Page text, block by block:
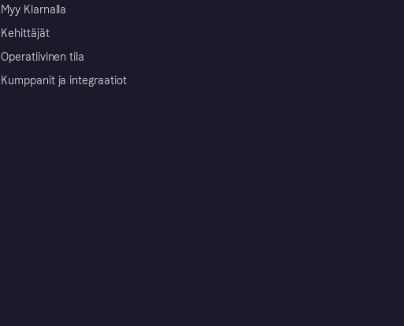
Myy Klarnalla
Kehittäjät
Operatiivinen tila
Kumppanit ja integraatiot